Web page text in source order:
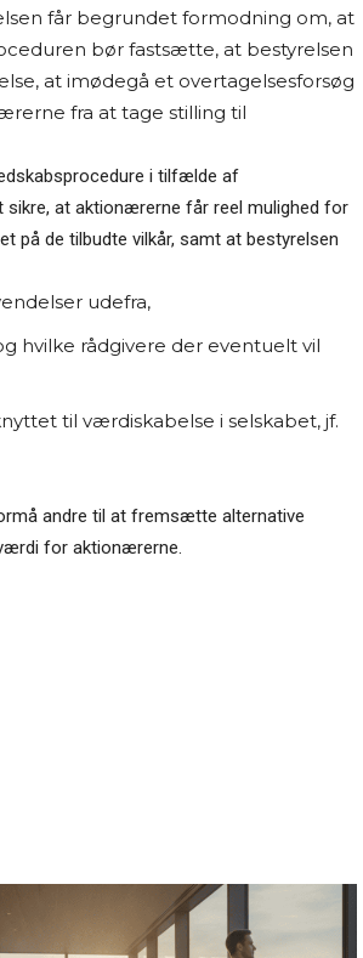
får begrundet formodning om, at
bør fastsætte, at bestyrelsen
at imødegå et overtagelsesforsøg
fra at tage stilling til
i tilfælde af
at aktionærerne får reel mulighed for
på de tilbudte vilkår, samt at bestyrelsen
udefra,
hvilke rådgivere der eventuelt vil
til værdiskabelse i selskabet, jf.
andre til at fremsætte alternative
for aktionærerne.